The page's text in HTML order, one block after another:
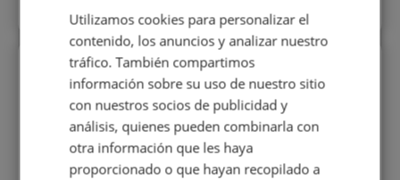
Perfiles vistos
Utilizamos cookies para personalizar el
contenido, los anuncios y analizar nuestro
tráfico. También compartimos
información sobre su uso de nuestro sitio
con nuestros socios de publicidad y
análisis, quienes pueden combinarla con
otra información que les haya
proporcionado o que hayan recopilado a